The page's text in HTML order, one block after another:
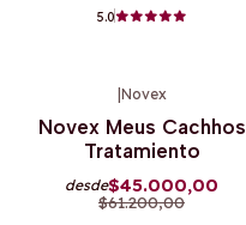
5.0
Novex
Novex Meus Cachhos
Tratamiento
desde$45.000,00
$61.200,00